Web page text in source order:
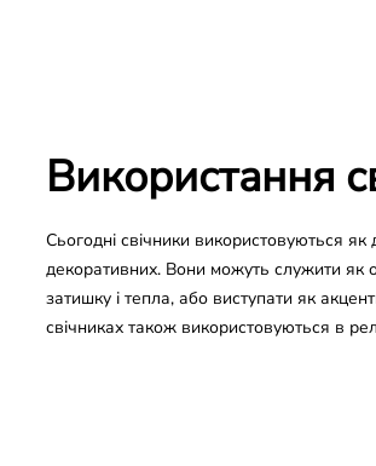
Використання
Сьогодні свічники використовуються як
декоративних. Вони можуть служити як
затишку і тепла, або виступати як
свічниках також використовуються в